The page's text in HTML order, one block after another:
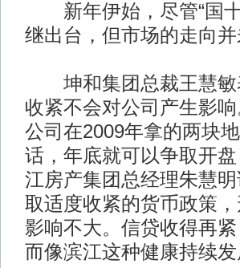
新年伊始，尽管“国十
继出台，但市场的走向
坤和集团总裁王慧敏
收紧不会对公司产生影
公司在2009年拿的两块
话，年底就可以争取开
江房产集团总经理朱慧
取适度收紧的货币政策
影响不大。信贷收得再
而像滨江这种健康持续